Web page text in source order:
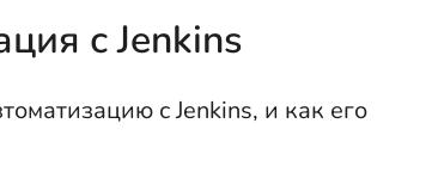
с Jenkins
с Jenkins, и как его